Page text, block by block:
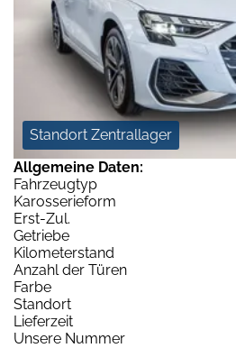
Standort Zentrallager
Allgemeine Daten:
Fahrzeugtyp
Karosserieform
Erst-Zul.
Getriebe
Kilometerstand
Anzahl der Türen
Farbe
Standort
Lieferzeit
Unsere Nummer